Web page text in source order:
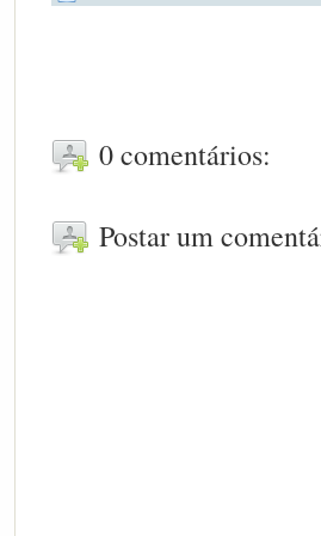
0 comentários:
Postar um